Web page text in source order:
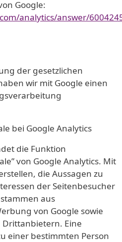
Google:
analytics/answer/
der gesetzlichen
wir mit Google einen
bei Google Analytics
die Funktion
von Google Analytics. Mit
die Aussagen zu
der Seitenbesucher
aus
von Google sowie
Eine
einer bestimmten Person